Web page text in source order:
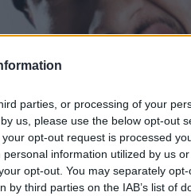
parties, or processing of your
us, please use the below opt-out
opt-out request is processed
information utilized by us
opt-out. You may separately
third parties on the IAB’s list of
23:00